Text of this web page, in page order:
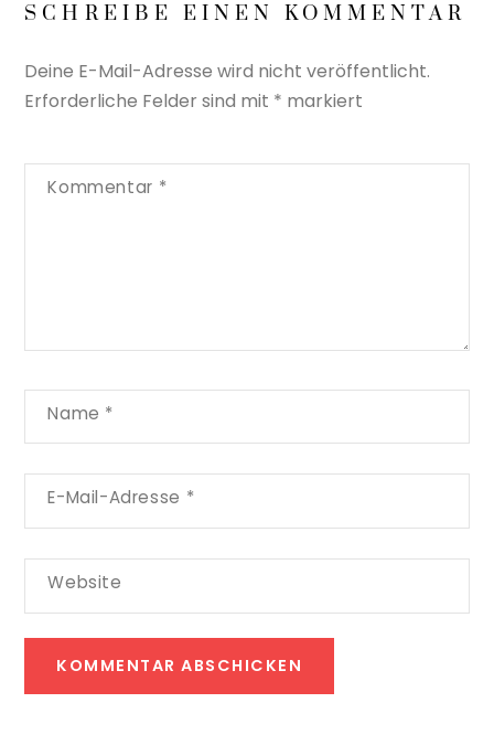
SCHREIBE EINEN KOMMENTAR
Deine E-Mail-Adresse wird nicht veröffentlicht.
Erforderliche Felder sind mit * markiert
Kommentar *
Name *
E-Mail-Adresse *
Website